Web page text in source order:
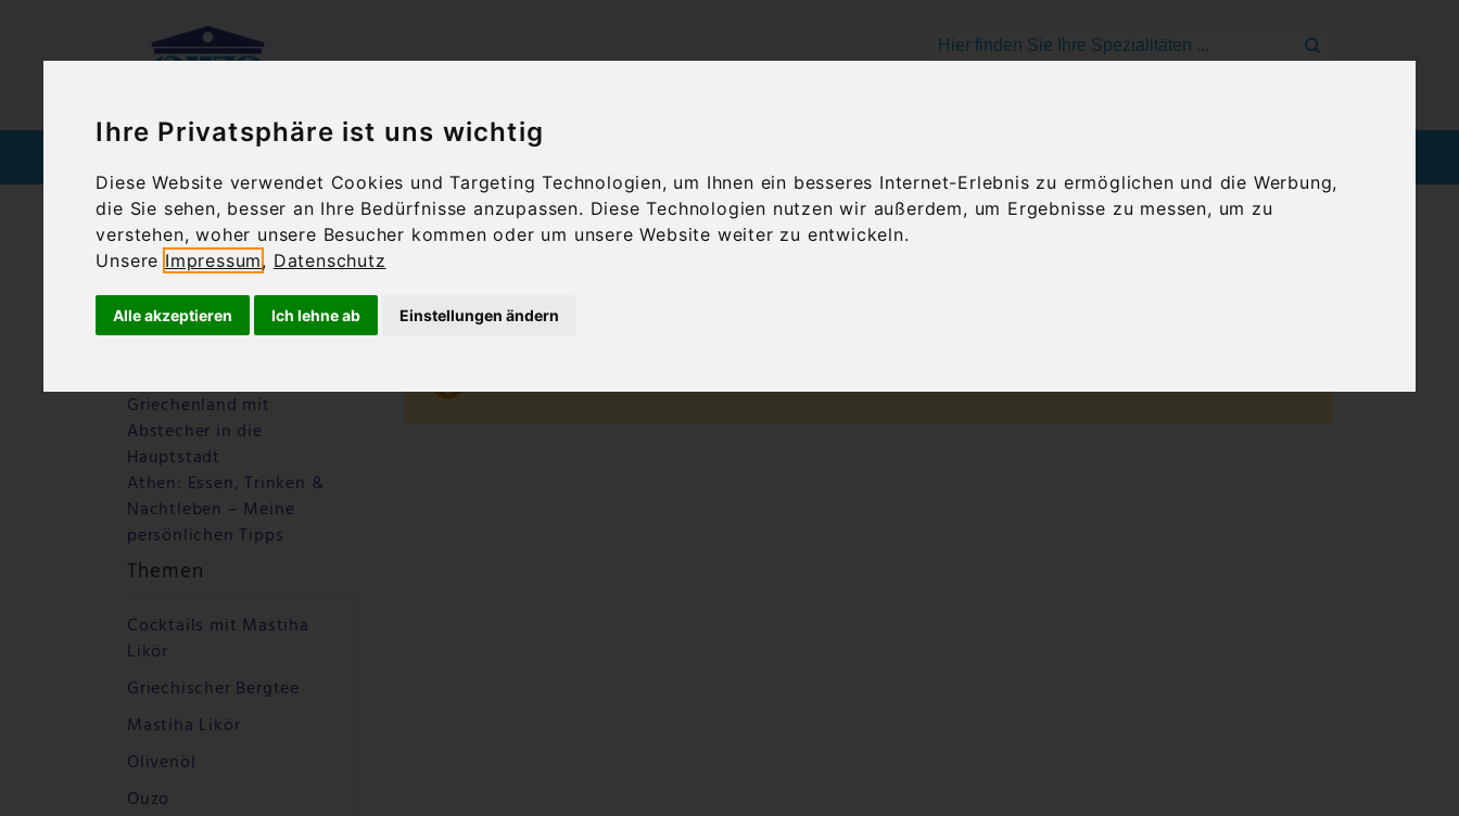
Ihre Privatsphäre ist uns wichtig
Diese Website verwendet Cookies und Targeting Technologien, um Ihnen ein besseres Internet-Erlebnis zu ermöglichen und die Werbung,
die Sie sehen, besser an Ihre Bedürfnisse anzupassen. Diese Technologien nutzen wir außerdem, um Ergebnisse zu messen, um zu
verstehen, woher unsere Besucher kommen oder um unsere Website weiter zu entwickeln.
Unsere Impressum, Datenschutz
Alle akzeptieren Ich lehne ab Einstellungen ändern
SPIRITUOSEN OLIVENÖL
Startseite Blog Athen essen
Letzte Beiträge
Warum Ouzo Kazanisto
anders schmeckt – ein
Griechenland mit
Abstecher in die
Hauptstadt
Athen: Essen, Trinken &
Nachtleben – Meine
persönlichen Tipps
Themen
Cocktails mit Mastiha
Likör
Griechischer Bergtee
Mastiha Likör
Olivenöl
Ouzo